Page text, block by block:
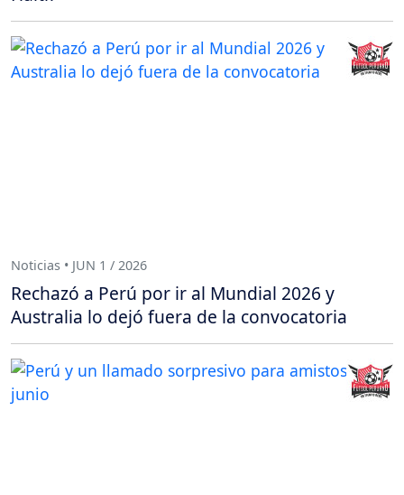
Noticias • JUN 1 / 2026
Rechazó a Perú por ir al Mundial 2026 y
Australia lo dejó fuera de la convocatoria